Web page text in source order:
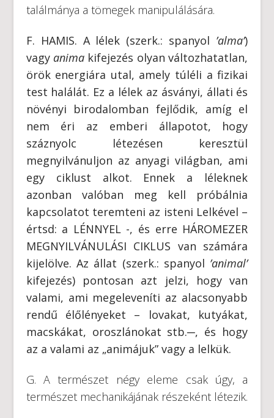
találmánya a tömegek manipulálására.
F. HAMIS. A lélek (szerk.: spanyol ’alma’)
vagy anima kifejezés olyan változhatatlan,
örök energiára utal, amely túléli a fizikai
test halálát. Ez a lélek az ásványi, állati és
növényi birodalomban fejlődik, amíg el
nem éri az emberi állapotot, hogy
száznyolc létezésen keresztül
megnyilvánuljon az anyagi világban, ami
egy ciklust alkot. Ennek a léleknek
azonban valóban meg kell próbálnia
kapcsolatot teremteni az isteni Lelkével –
értsd: a LÉNNYEL -, és erre HÁROMEZER
MEGNYILVÁNULÁSI CIKLUS van számára
kijelölve. Az állat (szerk.: spanyol ’animal’
kifejezés) pontosan azt jelzi, hogy van
valami, ami megeleveníti az alacsonyabb
rendű élőlényeket – lovakat, kutyákat,
macskákat, oroszlánokat stb.─, és hogy
az a valami az „animájuk” vagy a lelkük.
G. A természet négy eleme csak úgy, a
természet mechanikájának részeként létezik.